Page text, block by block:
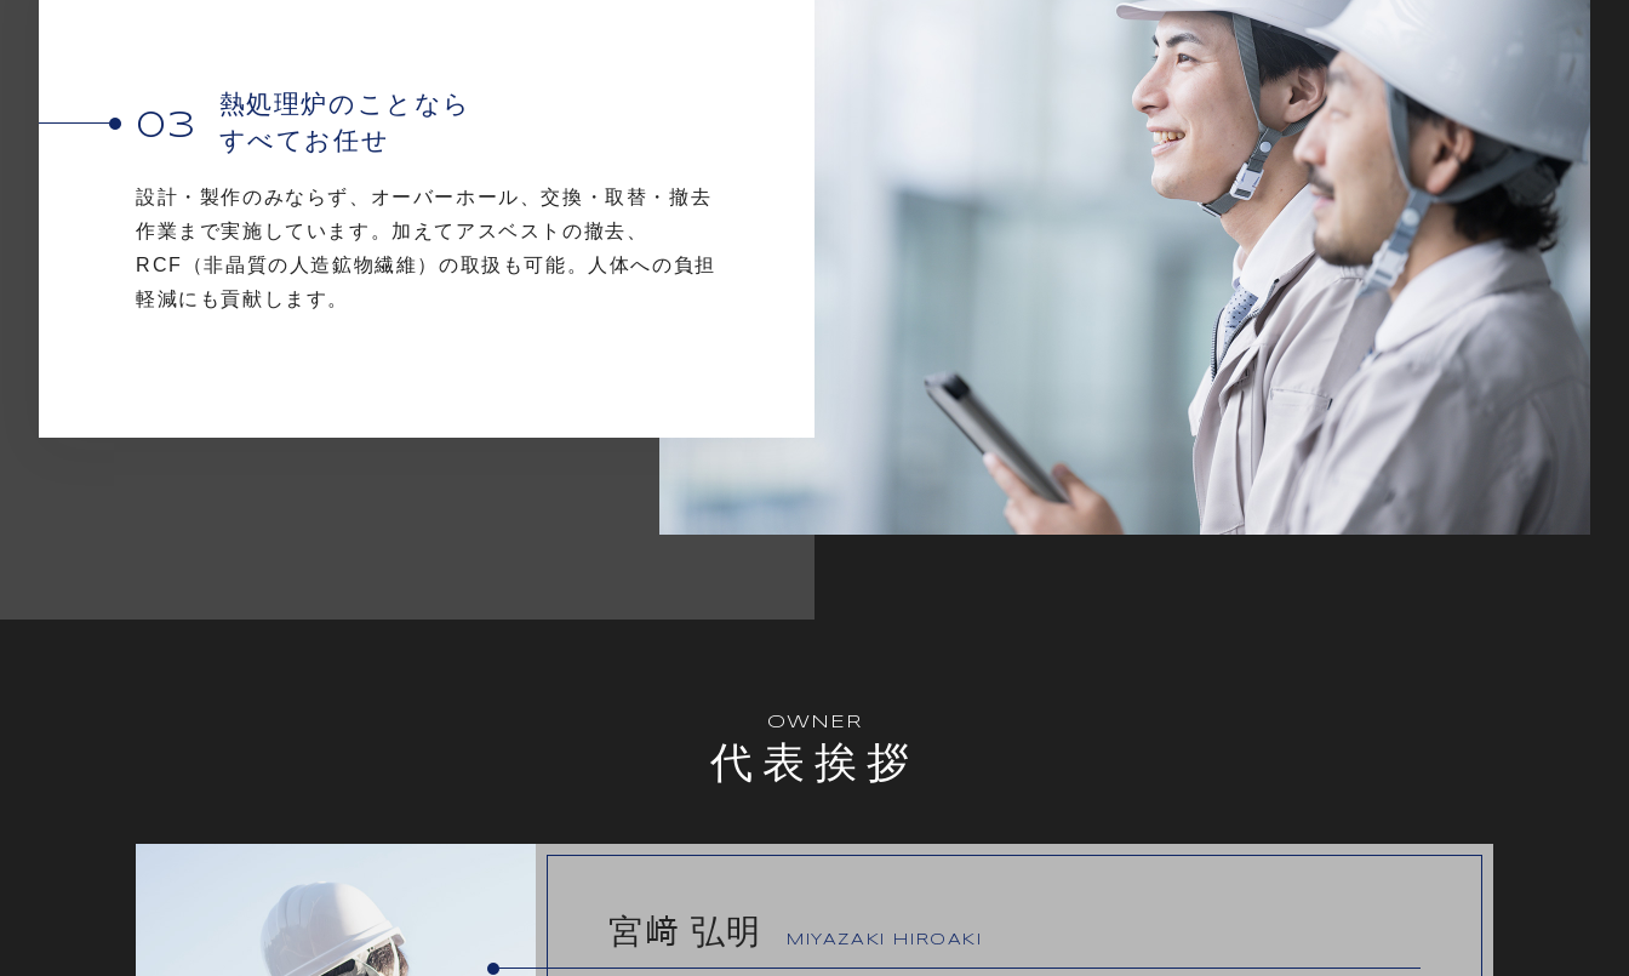
03
熱処理炉のことなら
すべてお任せ
設計・製作のみならず、オーバーホール、交換・取替・撤去
作業まで実施しています。加えてアスベストの撤去、
RCF（非晶質の人造鉱物繊維）の取扱も可能。人体への負担
軽減にも貢献します。
OWNER
代表挨拶
宮﨑 弘明 MIYAZAKI HIROAKI